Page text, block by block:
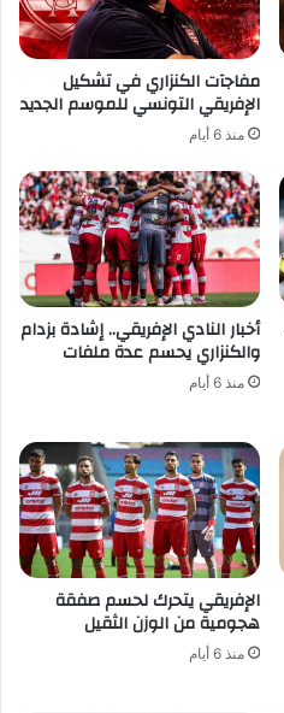
مفاجآت الكنزاري في تشكيل
الإفريقي التونسي للموسم الجديد
منذ 6 أيام
أخبار النادي الإفريقي.. إشادة بزدام
والكنزاري يحسم عدة ملفات
منذ 6 أيام
الإفريقي يتحرك لحسم صفقة
هجومية من الوزن الثقيل
منذ 6 أيام